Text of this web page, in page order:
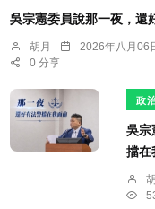
吳宗憲委員說那一夜，還
胡月 2026年八月06
0 分享
政
吳宗
擋在